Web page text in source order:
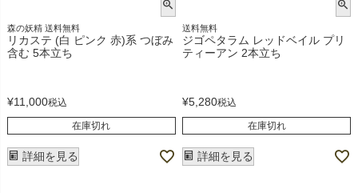
森の妖精 送料無料
リカステ (白 ピンク 赤)系 つぼみ
含む 5本立ち
¥11,000税込
在庫切れ
詳細を見る
送料無料
ジゴペタラム レッドベイル プリ
ティーアン 2本立ち
¥5,280税込
在庫切れ
詳細を見る